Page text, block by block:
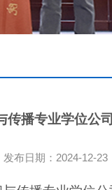
传播专业学位公
发布日期：2024-12-23